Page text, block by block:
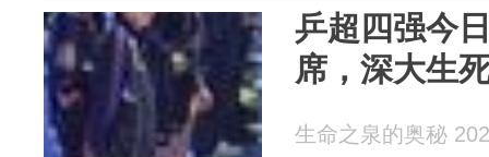
乒超四强今
席，深大生
生命之泉的奥秘